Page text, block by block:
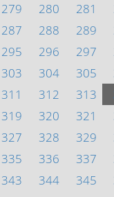
279 280 281
287 288 289
295 296 297
303 304 305
311 312 313
319 320 321
327 328 329
335 336 337
343 344 345